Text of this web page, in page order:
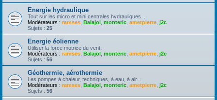
Energie hydraulique
Tout sur les micro et mini centrales hydrauliques...
Modérateurs : ramses Balajol monteric ametpierre j2c
Sujets : 25
Energie éolienne
Utiliser la force motrice du vent.
Modérateurs : ramses Balajol monteric ametpierre j2c
Sujets : 56
Géothermie, aérothermie
Les pompes à chaleur, techniques, à eau, à air...
Modérateurs : ramses Balajol monteric ametpierre j2c
Sujets : 56